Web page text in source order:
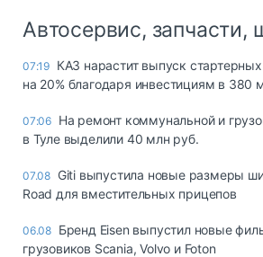
Автосервис, запчасти,
07:19 КАЗ нарастит выпуск
на 20% благодаря инвестициям в 380
07:06 На ремонт коммунальной и
в Туле выделили 40 млн руб.
07.08 Giti выпустила новые размеры
Road для вместительных прицепов
06.08 Бренд Eisen выпустил новые
грузовиков Scania, Volvo и Foton